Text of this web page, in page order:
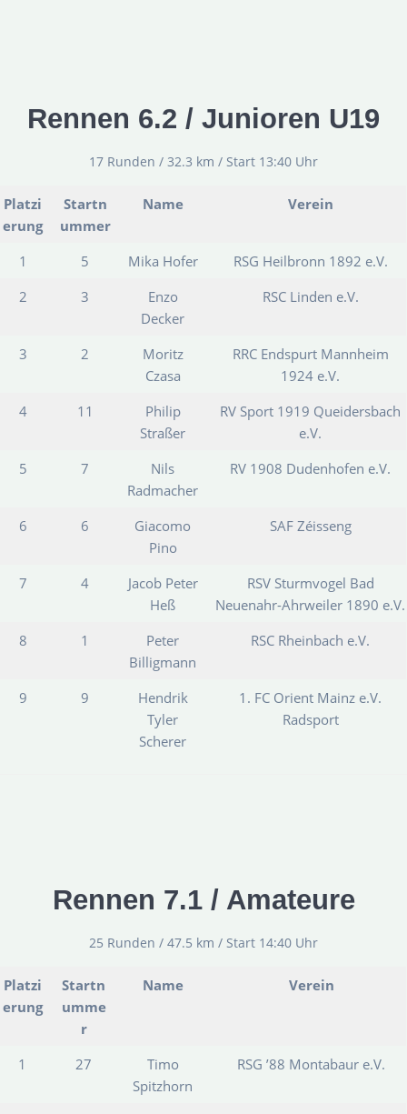
Rennen 6.2 / Junioren U19
17 Runden / 32.3 km / Start 13:40 Uhr
Platzi
erung
Startn
ummer
Name Verein
1 5 Mika Hofer
RSG Heilbronn 1892 e.V.
2
3
Enzo
Decker
RSC Linden e.V.
3 2
Moritz
Czasa
RRC Endspurt Mannheim
1924 e.V.
4
11
Philip
Straßer
RV Sport 1919 Queidersbach
e.V.
5
7
Nils
Radmacher
RV 1908 Dudenhofen e.V.
6 6
Giacomo
Pino
SAF Zéisseng
7 4
Jacob Peter
Heß
RSV Sturmvogel Bad
Neuenahr-Ahrweiler 1890 e.V.
8
1
Peter
Billigmann
RSC Rheinbach e.V.
9 9
Hendrik
Tyler
Scherer
1. FC Orient Mainz e.V.
Radsport
Rennen 7.1 / Amateure
25 Runden / 47.5 km / Start 14:40 Uhr
Platzi
erung
Startn
umme
r
Name Verein
1 27
Timo
Spitzhorn
RSG ’88 Montabaur e.V.